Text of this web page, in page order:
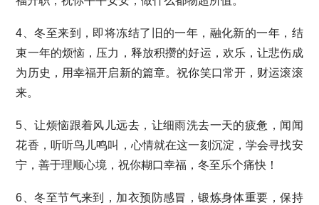
4、冬至来到，即将冻结了旧的一年，融化新的一年，结
束一年的烦恼，压力，释放积攒的好运，欢乐，让悲伤成
为历史，用幸福开启新的篇章。祝你笑口常开，财运滚滚
来。
5、让烦恼跟着风儿远去，让细雨洗去一天的疲惫，闻闻
花香，听听鸟儿鸣叫，心情就在这一刻沉淀，学会寻找安
宁，善于理顺心境，祝你糊口幸福，冬至乐个痛快！
6、冬至节气来到，加衣预防感冒，锻炼身体重要，保持